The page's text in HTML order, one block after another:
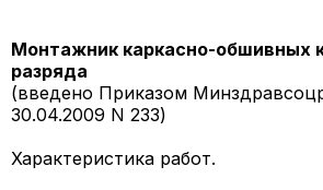
Монтажник каркасно-обшивных
разряда
(введено Приказом
30.04.2009 N 233)
Характеристика работ.